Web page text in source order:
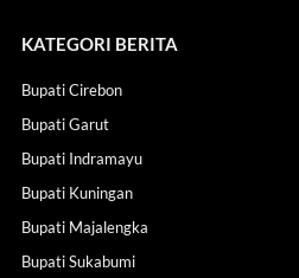
KATEGORI BERITA
Bupati Cirebon
Bupati Garut
Bupati Indramayu
Bupati Kuningan
Bupati Majalengka
Bupati Sukabumi